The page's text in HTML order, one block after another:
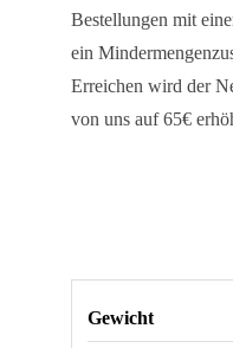
Bestellungen mit
ein
Erreichen wird der
von uns auf 65€
Gewicht